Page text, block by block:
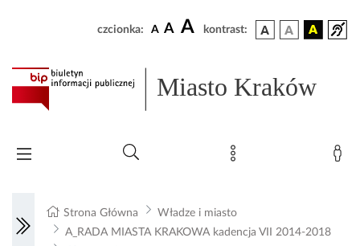
czcionka: A A A kontrast:
Miasto Kraków
Strona Główna
Władze i miasto
A_RADA MIASTA KRAKOWA kadencja VII 2014-2018